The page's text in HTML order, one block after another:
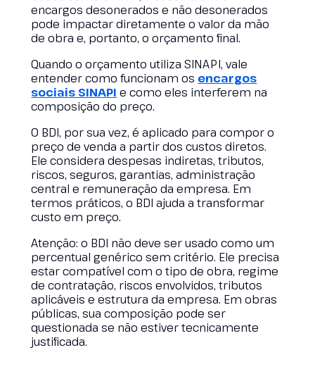
encargos desonerados e não desonerados
pode impactar diretamente o valor da mão
de obra e, portanto, o orçamento final.
Quando o orçamento utiliza SINAPI, vale
entender como funcionam os encargos
sociais SINAPI e como eles interferem na
composição do preço.
O BDI, por sua vez, é aplicado para compor o
preço de venda a partir dos custos diretos.
Ele considera despesas indiretas, tributos,
riscos, seguros, garantias, administração
central e remuneração da empresa. Em
termos práticos, o BDI ajuda a transformar
custo em preço.
Atenção: o BDI não deve ser usado como um
percentual genérico sem critério. Ele precisa
estar compatível com o tipo de obra, regime
de contratação, riscos envolvidos, tributos
aplicáveis e estrutura da empresa. Em obras
públicas, sua composição pode ser
questionada se não estiver tecnicamente
justificada.